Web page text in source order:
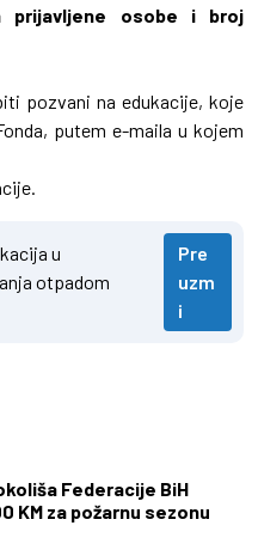
osobe i broj
pozvani na edukacije, koje
putem e-maila u kojem
u
otpadom
Pre
uzm
i
Federacije BiH
KM za požarnu sezonu